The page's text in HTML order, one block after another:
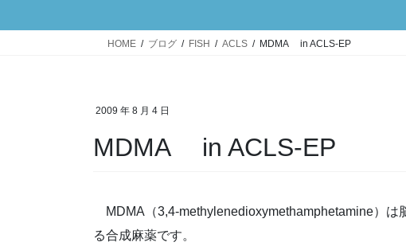
HOME ブログ FISH ACLS MDMA in ACLS-EP
2009 年 8 月 4 日
MDMA in ACLS-EP
MDMA（3,4-methylenedioxymethamphetamine）は
る合成麻薬です。